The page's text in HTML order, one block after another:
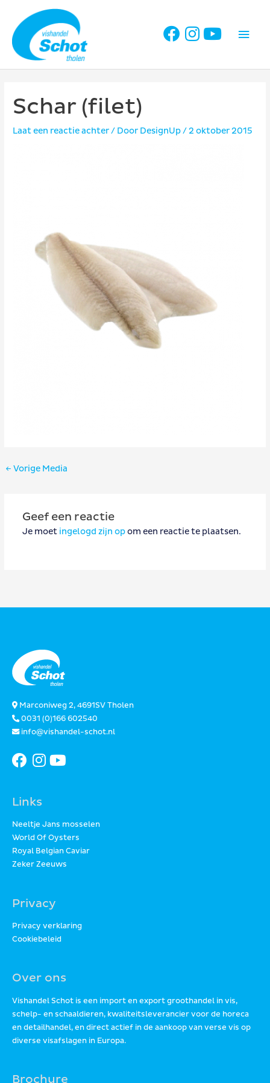
inhoud
Schar (filet)
Laat een reactie achter/ Door DesignUp/ 2 oktober 2015
Bericht
← Vorige Media
Geef een reactie
Je moet ingelogd zijn opom een reactie te plaatsen.
Marconiweg 2, 4691SV Tholen
0031 (0)166 602540
info@vishandel-schot.nl
Links
Neeltje Jans mosselen
World Of Oysters
Royal Belgian Caviar
Zeker Zeeuws
Privacy
Privacy verklaring
Cookiebeleid
Over ons
Vishandel Schot is een import en export groothandel in vis,
schelp- en schaaldieren, kwaliteitsleverancier voor de horeca
en detailhandel, en direct actief in de aankoop van verse vis op
diverse visafslagen in Europa.
Brochure